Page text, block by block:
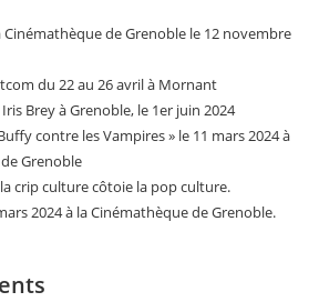
Cinémathèque de Grenoble le 12 novembre
du 22 au 26 avril à Mornant
Brey à Grenoble, le 1er juin 2024
contre les Vampires » le 11 mars 2024 à
Grenoble
crip culture côtoie la pop culture.
2024 à la Cinémathèque de Grenoble.